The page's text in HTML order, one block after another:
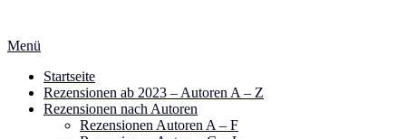
springen
Menü
Startseite
Rezensionen ab 2023 – Autoren A – Z
Rezensionen nach Autoren
Rezensionen Autoren A – F